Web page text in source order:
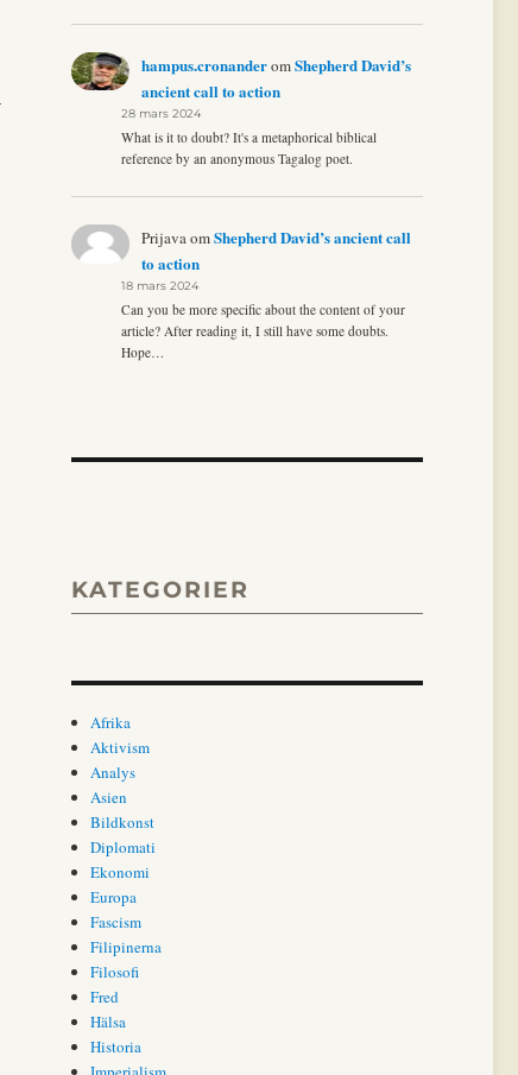
hampus.cronanderomShepherd David’s
ancient call to action
28 mars 2024
What is it to doubt? It's a metaphorical biblical
reference by an anonymous Tagalog poet.
PrijavaomShepherd David’s ancient call
to action
18 mars 2024
Can you be more specific about the content of your
article? After reading it, I still have some doubts.
Hope…
KATEGORIER
Afrika
Aktivism
Analys
Asien
Bildkonst
Diplomati
Ekonomi
Europa
Fascism
Filipinerna
Filosofi
Fred
Hälsa
Historia